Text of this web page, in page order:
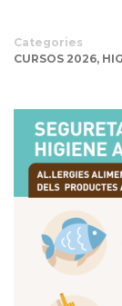
Categories
CURSOS 2026,